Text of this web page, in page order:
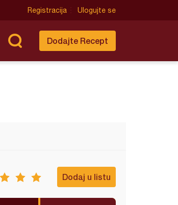
Registracija Ulogujte se
Dodajte Recept
Dodaj u listu